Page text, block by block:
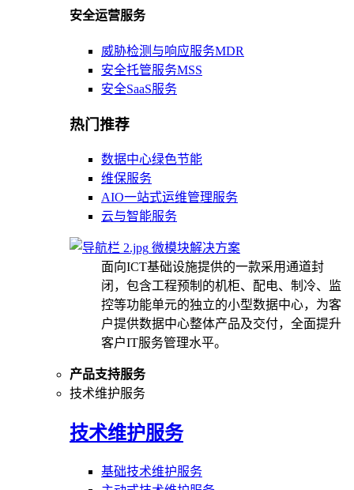
安全运营服务
威胁检测与响应服务MDR
安全托管服务MSS
安全SaaS服务
热门推荐
数据中心绿色节能
维保服务
AIO一站式运维管理服务
云与智能服务
微模块解决方案
面向ICT基础设施提供的一款采用通道封
闭，包含工程预制的机柜、配电、制冷、监
控等功能单元的独立的小型数据中心，为客
户提供数据中心整体产品及交付，全面提升
客户IT服务管理水平。
产品支持服务
技术维护服务
技术维护服务
基础技术维护服务